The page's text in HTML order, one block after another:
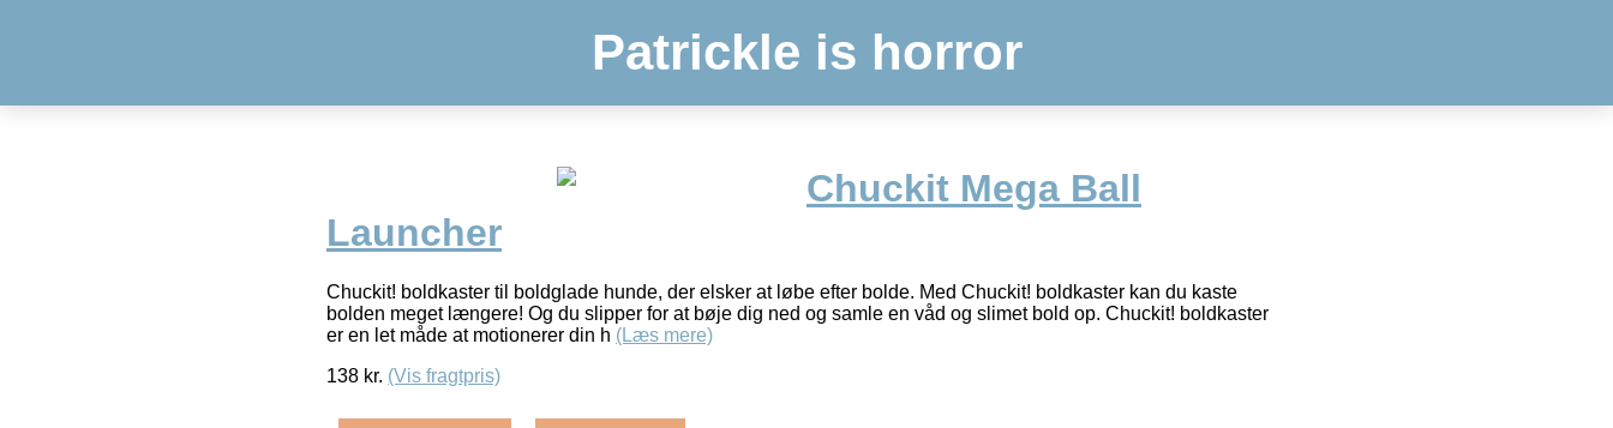
Patrickle is horror
Chuckit Mega Ball
Launcher
Chuckit! boldkaster til boldglade hunde, der elsker at løbe efter bolde. Med Chuckit! boldkaster kan du kaste
bolden meget længere! Og du slipper for at bøje dig ned og samle en våd og slimet bold op. Chuckit! boldkaster
er en let måde at motionerer din h (Læs mere)
138 kr. (Vis fragtpris)